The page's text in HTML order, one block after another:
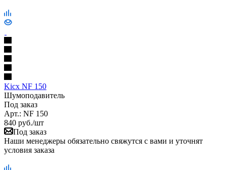
Kicx NF 150
Шумоподавитель
Под заказ
Арт.: NF 150
840 руб./шт
Под заказ
Наши менеджеры обязательно свяжутся с вами и уточнят
условия заказа